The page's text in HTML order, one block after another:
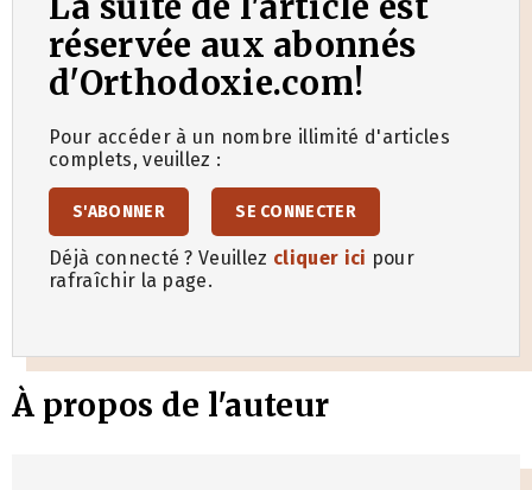
réservée aux abonnés
d'Orthodoxie.com!
Pour accéder à un nombre illimité d'articles
complets, veuillez :
S'ABONNER SE CONNECTER
Déjà connecté ? Veuillez cliquer ici pour
rafraîchir la page.
À propos de l'auteur